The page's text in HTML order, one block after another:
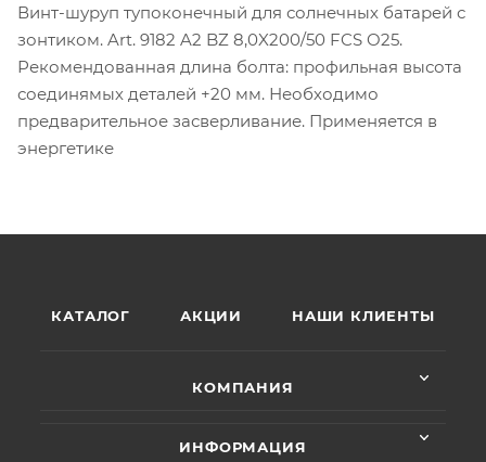
Винт-шуруп тупоконечный для солнечных батарей с
зонтиком. Art. 9182 A2 BZ 8,0X200/50 FCS O25.
Рекомендованная длина болта: профильная высота
соединямых деталей +20 мм. Необходимо
предварительное засверливание. Применяется в
энергетике
КАТАЛОГ АКЦИИ НАШИ КЛИЕНТЫ
КОМПАНИЯ
ИНФОРМАЦИЯ